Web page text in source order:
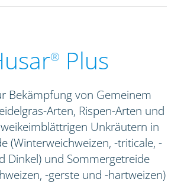
® Plus
Bekämpfung von Gemeinem
Arten, Rispen-Arten und
Unkräutern in
(Winterweichweizen, -triticale, -
Dinkel) und Sommergetreide
-gerste und -hartweizen)